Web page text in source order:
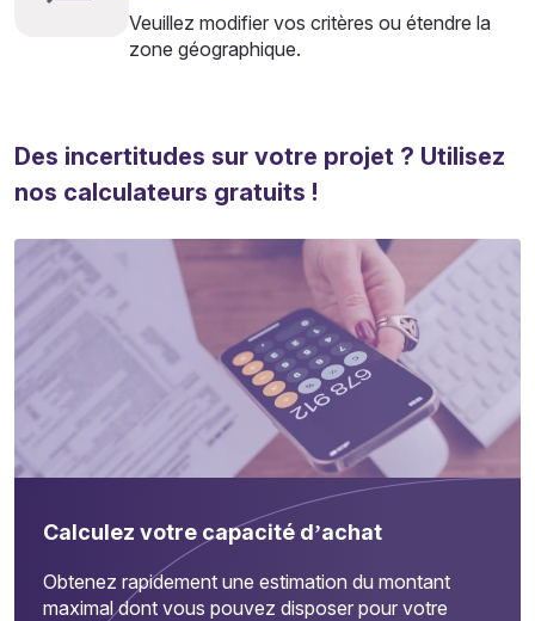
Veuillez modifier vos critères ou étendre la
zone géographique.
Des incertitudes sur votre projet ? Utilisez
nos calculateurs gratuits !
Calculez votre capacité d’achat
Obtenez rapidement une estimation du montant
maximal dont vous pouvez disposer pour votre